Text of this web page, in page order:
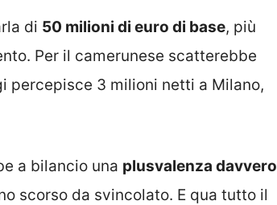
di 50 milioni di euro di base, più
Per il camerunese scatterebbe
percepisce 3 milioni netti a Milano,
a bilancio una plusvalenza davvero
scorso da svincolato. E qua tutto il